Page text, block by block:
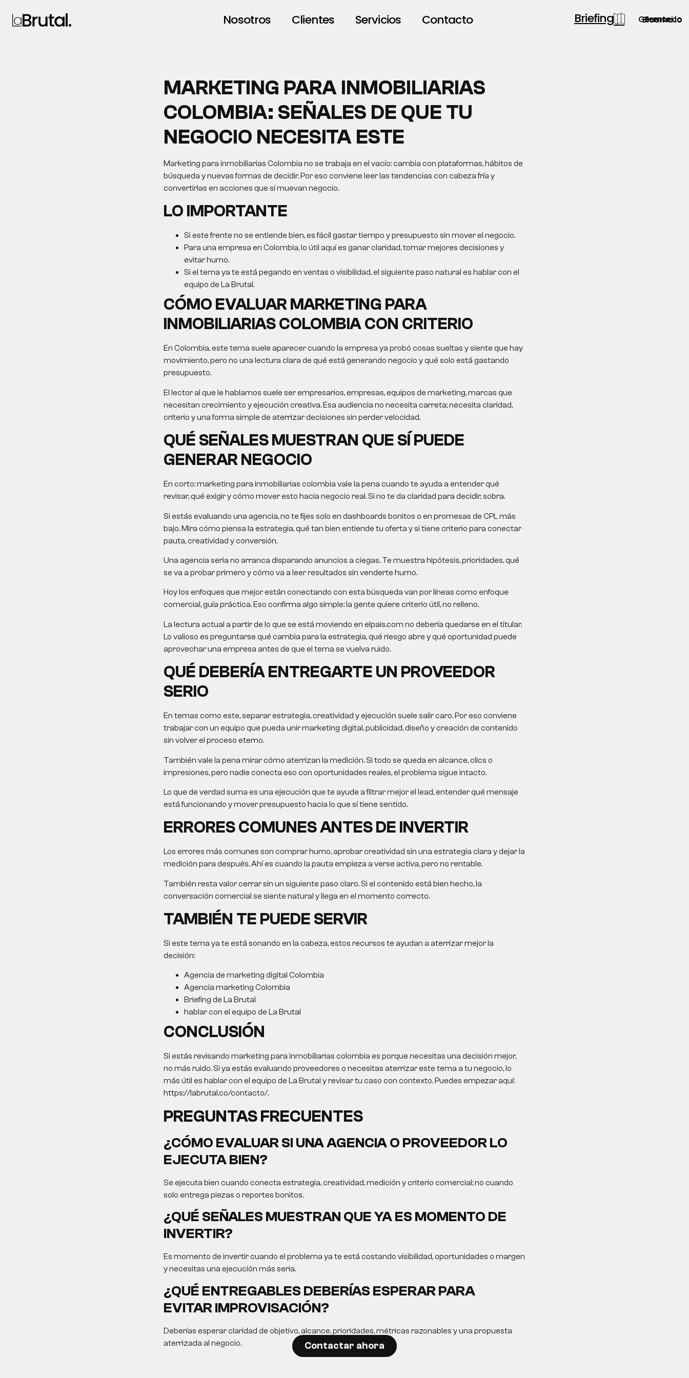
Nosotros Clientes Servicios Contacto Briefing Blooma.io
Semsei.io
Gerente.co
MARKETING PARA INMOBILIARIAS
COLOMBIA: SEÑALES DE QUE TU
NEGOCIO NECESITA ESTE
Marketing para inmobiliarias Colombia no se trabaja en el vacío: cambia con plataformas, hábitos de
búsqueda y nuevas formas de decidir. Por eso conviene leer las tendencias con cabeza fría y
convertirlas en acciones que sí muevan negocio.
LO IMPORTANTE
Si este frente no se entiende bien, es fácil gastar tiempo y presupuesto sin mover el negocio.
Para una empresa en Colombia, lo útil aquí es ganar claridad, tomar mejores decisiones y
evitar humo.
Si el tema ya te está pegando en ventas o visibilidad, el siguiente paso natural es hablar con el
equipo de La Brutal.
CÓMO EVALUARMARKETING PARA
INMOBILIARIAS COLOMBIACON CRITERIO
En Colombia, este tema suele aparecer cuando la empresa ya probó cosas sueltas y siente que hay
movimiento, pero no una lectura clara de qué está generando negocio y qué solo está gastando
presupuesto.
El lector al que le hablamos suele ser empresarios, empresas, equipos de marketing, marcas que
necesitan crecimiento y ejecución creativa. Esa audiencia no necesita carreta; necesita claridad,
criterio y una forma simple de aterrizar decisiones sin perder velocidad.
QUÉ SEÑALES MUESTRAN QUE SÍ PUEDE
GENERAR NEGOCIO
En corto:marketing para inmobiliarias colombia vale la pena cuando te ayuda a entender qué
revisar, qué exigir y cómo mover esto hacia negocio real. Si no te da claridad para decidir, sobra.
Si estás evaluando una agencia, no te fijes solo en dashboards bonitos o en promesas de CPL más
bajo. Mira cómo piensa la estrategia, qué tan bien entiende tu oferta y si tiene criterio para conectar
pauta, creatividad y conversión.
Una agencia seria no arranca disparando anuncios a ciegas. Te muestra hipótesis, prioridades, qué
se va a probar primero y cómo va a leer resultados sin venderte humo.
Hoy los enfoques que mejor están conectando con esta búsqueda van por líneas como enfoque
comercial, guía práctica. Eso confirma algo simple: la gente quiere criterio útil, no relleno.
La lectura actual a partir de lo que se está moviendo en elpais.com no debería quedarse en el titular.
Lo valioso es preguntarse qué cambia para la estrategia, qué riesgo abre y qué oportunidad puede
aprovechar una empresa antes de que el tema se vuelva ruido.
QUÉ DEBERÍA ENTREGARTE UN PROVEEDOR
SERIO
En temas como este, separar estrategia, creatividad y ejecución suele salir caro. Por eso conviene
trabajar con un equipo que pueda unir marketing digital, publicidad, diseño y creación de contenido
sin volver el proceso eterno.
También vale la pena mirar cómo aterrizan la medición. Si todo se queda en alcance, clics o
impresiones, pero nadie conecta eso con oportunidades reales, el problema sigue intacto.
Lo que de verdad suma es una ejecución que te ayude a filtrar mejor el lead, entender qué mensaje
está funcionando y mover presupuesto hacia lo que sí tiene sentido.
ERRORES COMUNES ANTES DE INVERTIR
Los errores más comunes son comprar humo, aprobar creatividad sin una estrategia clara y dejar la
medición para después. Ahí es cuando la pauta empieza a verse activa, pero no rentable.
También resta valor cerrar sin un siguiente paso claro. Si el contenido está bien hecho, la
conversación comercial se siente natural y llega en el momento correcto.
TAMBIÉN TE PUEDE SERVIR
Si este tema ya te está sonando en la cabeza, estos recursos te ayudan a aterrizar mejor la
decisión:
Agencia de marketing digital Colombia
Agencia marketing Colombia
Briefing de La Brutal
hablar con el equipo de La Brutal
CONCLUSIÓN
Si estás revisando marketing para inmobiliarias colombia es porque necesitas una decisión mejor,
no más ruido. Si ya estás evaluando proveedores o necesitas aterrizar este tema a tu negocio, lo
más útil es hablar con el equipo de La Brutal y revisar tu caso con contexto. Puedes empezar aquí:
https://labrutal.co/contacto/.
PREGUNTAS FRECUENTES
¿CÓMO EVALUAR SI UNA AGENCIA O PROVEEDOR LO
EJECUTA BIEN?
Se ejecuta bien cuando conecta estrategia, creatividad, medición y criterio comercial; no cuando
solo entrega piezas o reportes bonitos.
¿QUÉ SEÑALES MUESTRAN QUE YA ES MOMENTO DE
INVERTIR?
Es momento de invertir cuando el problema ya te está costando visibilidad, oportunidades o margen
y necesitas una ejecución más seria.
¿QUÉ ENTREGABLES DEBERÍAS ESPERAR PARA
EVITAR IMPROVISACIÓN?
Deberías esperar claridad de objetivo, alcance, prioridades, métricas razonables y una propuesta
aterrizada al negocio.
Contactar ahora